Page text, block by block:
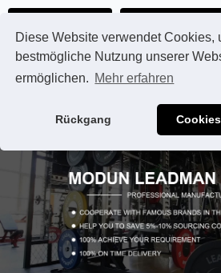
Diese Website verwendet Cookies,
bestmögliche Nutzung unserer
ermöglichen. Mehr erfahren
Rückgang